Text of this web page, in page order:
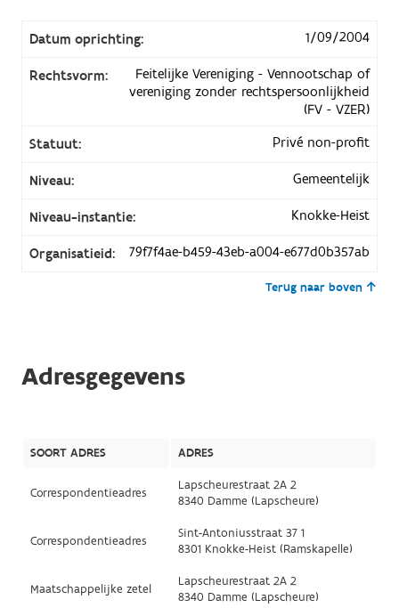
Datum oprichting: 1/09/2004
Rechtsvorm:
Feitelijke Vereniging - Vennootschap of
vereniging zonder rechtspersoonlijkheid
(FV - VZER)
Statuut:
Privé non-profit
Niveau: Gemeentelijk
Niveau-instantie: Knokke-Heist
Organisatieid: 79f7f4ae-b459-43eb-a004-e677d0b357ab
Terug naar boven
Adresgegevens
SOORT ADRES ADRES
Correspondentieadres
Lapscheurestraat 2A 2
8340 Damme (Lapscheure)
Correspondentieadres
Sint-Antoniusstraat 37 1
8301 Knokke-Heist (Ramskapelle)
Maatschappelijke zetel
Lapscheurestraat 2A 2
8340 Damme (Lapscheure)